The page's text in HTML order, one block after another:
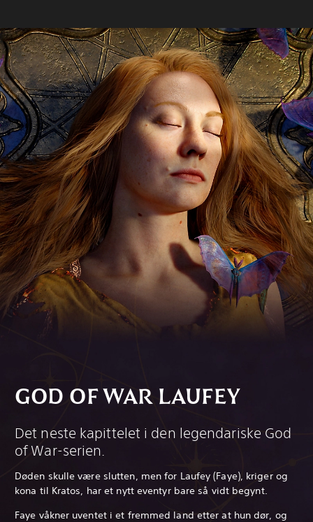
GOD OF WAR LAUFEY
Det neste kapittelet i den legendariske God
of War-serien.
Døden skulle være slutten, men for Laufey (Faye), kriger og
kona til Kratos, har et nytt eventyr bare så vidt begynt.
Faye våkner uventet i et fremmed land etter at hun dør, og